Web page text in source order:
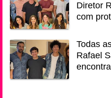
Diretor
com
Todas
Rafael